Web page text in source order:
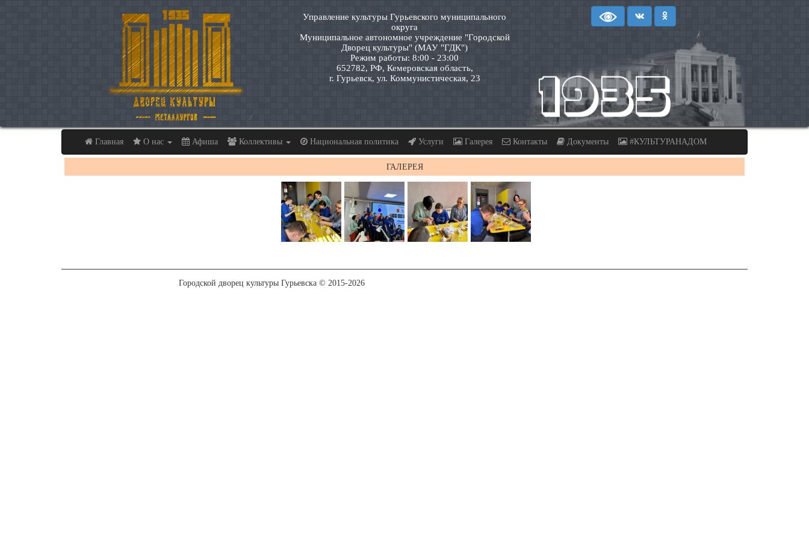
Управление культуры Гурьевского муниципального
округа
Муниципальное автономное учреждение "Городской
Дворец культуры" (МАУ "ГДК")
Режим работы: 8:00 - 23:00
652782, РФ, Кемеровская область,
г. Гурьевск, ул. Коммунистическая, 23
Главная О нас Афиша Коллективы Национальная политика Услуги Галерея Контакты Документы #КУЛЬТУРАНАДОМ
ГАЛЕРЕЯ
Городской дворец культуры Гурьевска © 2015-2026